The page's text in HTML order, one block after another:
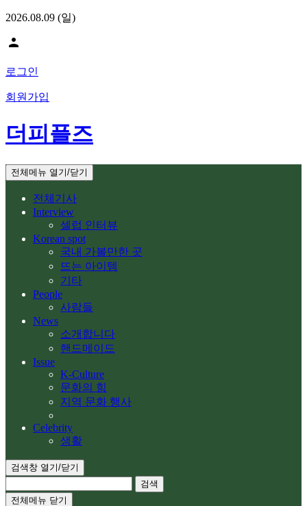
2026.08.09 (일)
person
로그인
회원가입
더피플즈
전체메뉴 열기/닫기
전체기사
Interview
셀럽 인터뷰
Korean spot
국내 가볼만한 곳
뜨는 아이템
기타
People
사람들
News
소개합니다
핸드메이드
Issue
K-Culture
문화의 힘
지역 문화 행사
Celebrity
생활
검색창 열기/닫기
검색
전체메뉴 닫기